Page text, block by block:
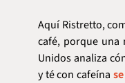
Aquí Ristretto,
café, porque una
Unidos analiza
y té con cafeína